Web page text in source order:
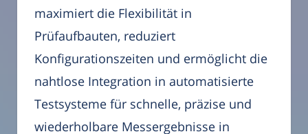
maximiert die Flexibilität in
Prüfaufbauten, reduziert
Konfigurationszeiten und ermöglicht die
nahtlose Integration in automatisierte
Testsysteme für schnelle, präzise und
wiederholbare Messergebnisse in